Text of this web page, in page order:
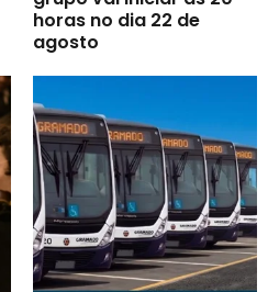
horas no dia 22 de
agosto